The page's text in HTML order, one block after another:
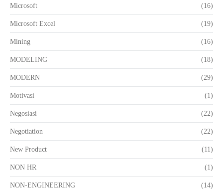
Microsoft (16)
Microsoft Excel (19)
Mining (16)
MODELING (18)
MODERN (29)
Motivasi (1)
Negosiasi (22)
Negotiation (22)
New Product (11)
NON HR (1)
NON-ENGINEERING (14)